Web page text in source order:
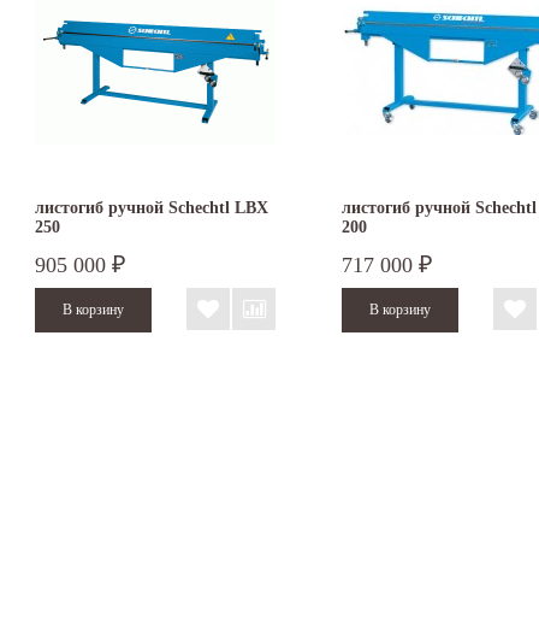
листогиб ручной Schechtl LBX
250
905 000 ₽
листогиб ручной
200
717 000 ₽